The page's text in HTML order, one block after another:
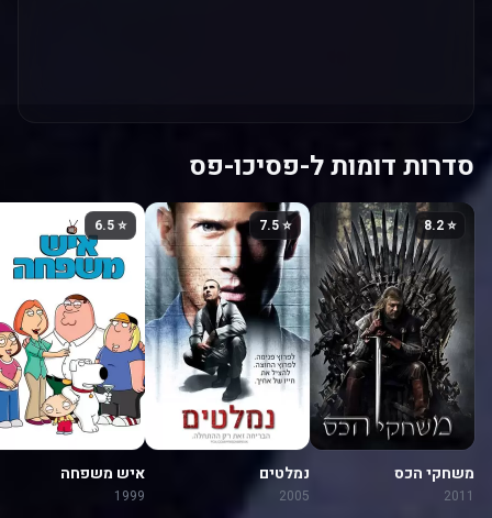
סדרות דומות ל-פסיכו-פס
⭐ 8.2
משחקי הכס
2011
⭐ 7.5
נמלטים
2005
⭐ 6.5
איש משפחה
1999